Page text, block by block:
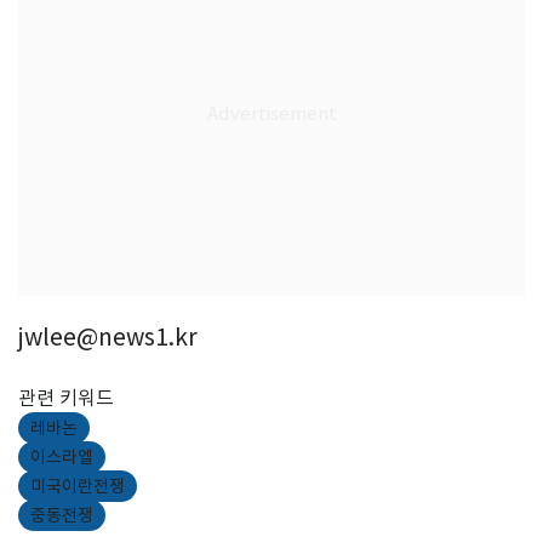
jwlee@news1.kr
관련 키워드
레바논
이스라엘
미국이란전쟁
중동전쟁